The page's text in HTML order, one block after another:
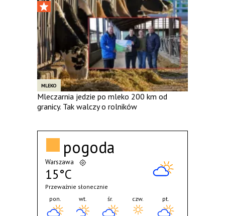
MLEKO
Mleczarnia jedzie po mleko 200 km od
granicy. Tak walczy o rolników
pogoda
Warszawa
15°C
Przeważnie słonecznie
pon.
wt. śr. czw. pt.